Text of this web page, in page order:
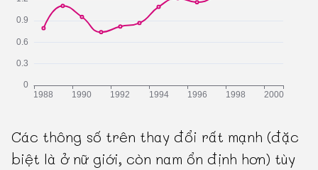
Các thông số trên thay đổi rất mạnh (đặc
biệt là ở nữ giới, còn nam ổn định hơn) tùy